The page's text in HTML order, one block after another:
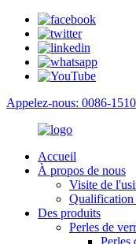
Appelez-nous: 0086-
Accueil
À propos de nous
Visite de
Qualification
Des produits
Perles de
Perles